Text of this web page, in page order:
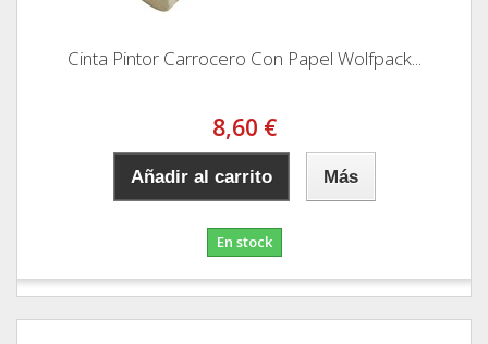
Cinta Pintor Carrocero Con Papel Wolfpack...
8,60 €
Añadir al carrito Más
En stock